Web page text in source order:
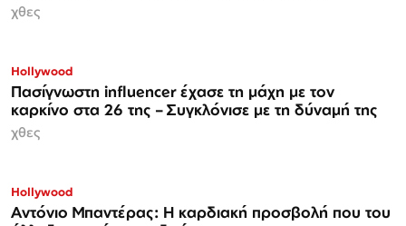
χθες
Hollywood
Πασίγνωστη influencer έχασε τη μάχη με τον
καρκίνο στα 26 της – Συγκλόνισε με τη δύναμή της
χθες
Hollywood
Αντόνιο Μπαντέρας: Η καρδιακή προσβολή που του